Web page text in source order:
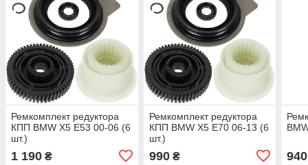
Ремкомплект редуктора
КПП BMW X5 E53 00-06 (6
шт.)
1 190 ₴
Ремкомплект редуктора
КПП BMW X5 E70 06-13 (6
шт.)
990₴ 940